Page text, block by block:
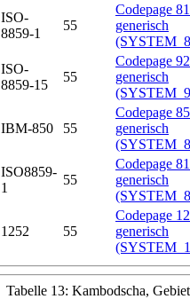
ISO-
8859-1
55
Codepage
generisch
ISO-
8859-15
55
Codepage
generisch
IBM-850 55
Codepage
generisch
ISO8859-
1
55
Codepage
generisch
1252 55
Codepage
generisch
Tabelle 13: Kambodscha,